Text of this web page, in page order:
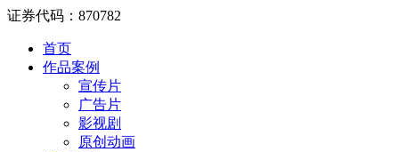
证券代码：870782
首页
作品案例
宣传片
广告片
影视剧
原创动画